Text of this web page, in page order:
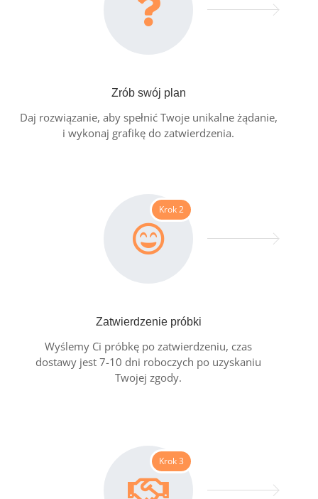
Zrób swój plan
Daj rozwiązanie, aby spełnić Twoje unikalne żądanie,
i wykonaj grafikę do zatwierdzenia.
Krok 2
Zatwierdzenie próbki
Wyślemy Ci próbkę po zatwierdzeniu, czas
dostawy jest 7-10 dni roboczych po uzyskaniu
Twojej zgody.
Krok 3